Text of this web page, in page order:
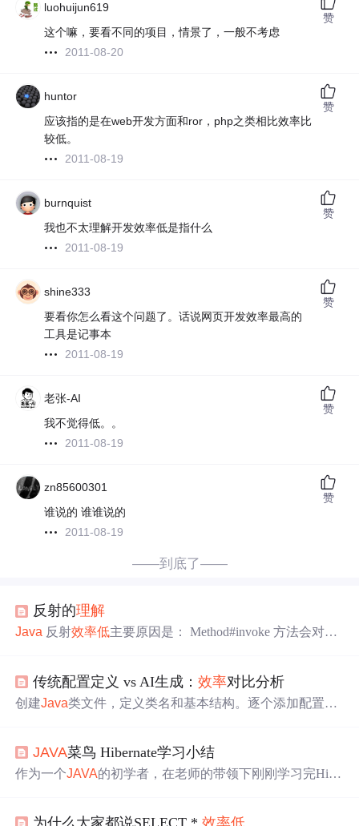
luohuijun619
这个嘛，要看不同的项目，情景了，一般不考虑
2011-08-20
赞
huntor
应该指的是在web开发方面和ror，php之类相比效率比
较低。
2011-08-19
赞
burnquist
我也不太理解开发效率低是指什么
2011-08-19
赞
shine333
要看你怎么看这个问题了。话说网页开发效率最高的
工具是记事本
2011-08-19
赞
老张-AI
我不觉得低。。
2011-08-19
赞
zn85600301
谁说的 谁谁说的
2011-08-19
赞
——到底了——
反射的理解
Java 反射效率低主要原因是： Method#invoke 方法会对参
CIWpDWj5ka5BKt-lfA6Ag ...
传统配置定义 vs AI生成：效率对比分析
创建Java类文件，定义类名和基本结构。逐个添加配置
正常工作。这个过程虽然简单，但极其耗时。在我的测试
中，手动编写20个配置项的Java类大约花费了30分钟，代
义配置项的方法虽然可靠，但在时间成本和错误率上明显
JAVA菜鸟 Hibernate学习小结
作为一个JAVA的初学者，在老师的带领下刚刚学习完Hibe
为什么大家都说SELECT *效率低